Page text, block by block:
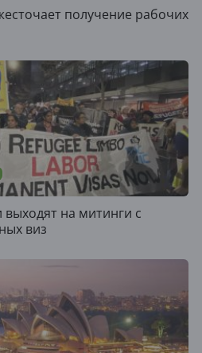
получение рабочих
на митинги с
виз